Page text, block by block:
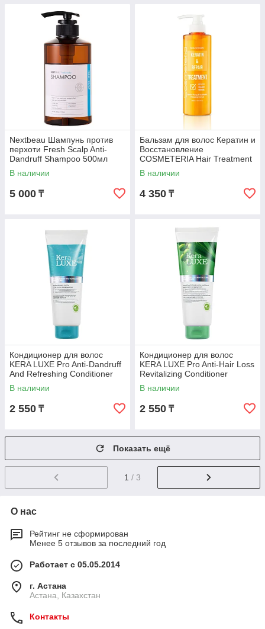
Nextbeau Шампунь против
перхоти Fresh Scalp Anti-
Dandruff Shampoo 500мл
В наличии
5 000 ₸
Бальзам для волос Кератин и
Восстановление
COSMETERIA Hair Treatment
Keratin&Repair 500 мл
В наличии
4 350 ₸
Кондиционер для волос
KERA LUXE Pro Anti-Dandruff
And Refreshing Conditioner
Освежающий против перхоти
300 мл
В наличии
2 550 ₸
Кондиционер для волос
KERA LUXE Pro Anti-Hair Loss
Revitalizing Conditioner
Против выпадения волос 300
мл
В наличии
2 550 ₸
Показать ещё
1 / 3
О нас
Рейтинг не сформирован
Менее 5 отзывов за последний год
Работает с 05.05.2014
г. Астана
Астана, Казахстан
Контакты